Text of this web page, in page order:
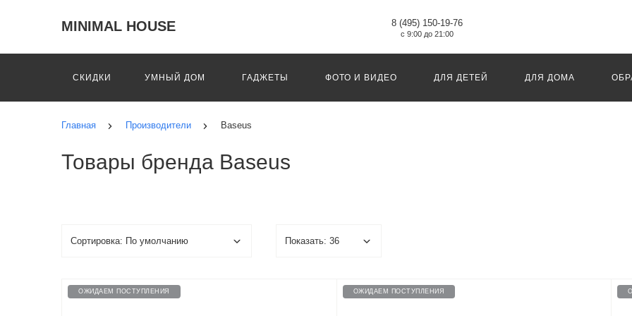
MINIMAL HOUSE 8 (495) 150-19-76
с 9:00 до 21:00
СКИДКИ УМНЫЙ ДОМ ГАДЖЕТЫ ФОТО И ВИДЕО ДЛЯ ДЕТЕЙ ДЛЯ ДОМА
Главная Производители Baseus
Товары бренда Baseus
ОЖИДАЕМ ПОСТУПЛЕНИЯ ОЖИДАЕМ ПОСТУПЛЕНИЯ